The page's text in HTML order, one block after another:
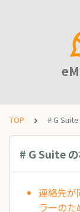
TOP # G
# G Suite
連絡先
ラーの